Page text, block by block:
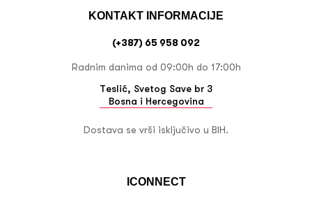
ICONNECT
KONTAKT INFORMACIJE
(+387) 65 958 092
Radnim danima od 09:00h do 17:00h
Teslić, Svetog Save br 3
Bosna i Hercegovina
Dostava se vrši isključivo u BIH.